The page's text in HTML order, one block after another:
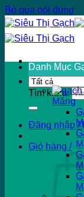
Bỏ qua nội dung
Tìm kiếm:
Đăng nhập /
Giỏ hàng /
Danh Mục
Măng